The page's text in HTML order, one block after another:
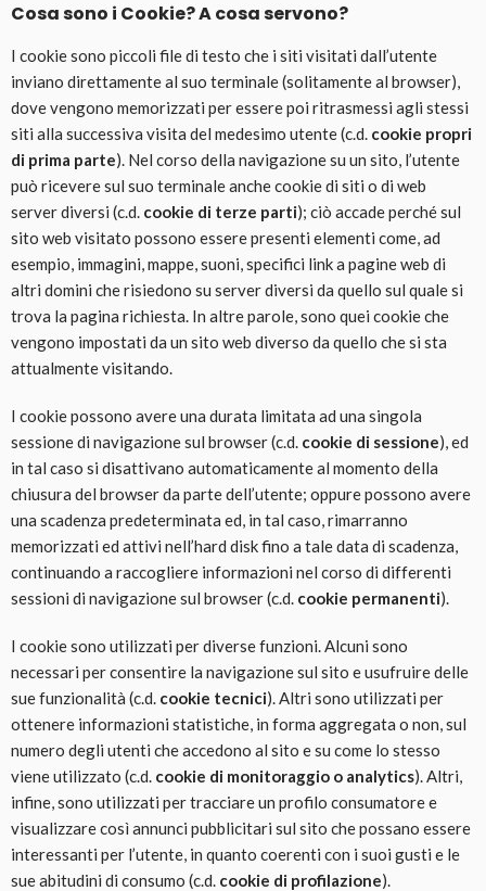
Cosa sono i Cookie? A cosa servono?
I cookie sono piccoli file di testo che i siti visitati dall’utente
inviano direttamente al suo terminale (solitamente al browser),
dove vengono memorizzati per essere poi ritrasmessi agli stessi
siti alla successiva visita del medesimo utente (c.d. cookie propri
di prima parte). Nel corso della navigazione su un sito, l’utente
può ricevere sul suo terminale anche cookie di siti o di web
server diversi (c.d. cookie di terze parti); ciò accade perché sul
sito web visitato possono essere presenti elementi come, ad
esempio, immagini, mappe, suoni, specifici link a pagine web di
altri domini che risiedono su server diversi da quello sul quale si
trova la pagina richiesta. In altre parole, sono quei cookie che
vengono impostati da un sito web diverso da quello che si sta
attualmente visitando.
I cookie possono avere una durata limitata ad una singola
sessione di navigazione sul browser (c.d. cookie di sessione), ed
in tal caso si disattivano automaticamente al momento della
chiusura del browser da parte dell’utente; oppure possono avere
una scadenza predeterminata ed, in tal caso, rimarranno
memorizzati ed attivi nell’hard disk fino a tale data di scadenza,
continuando a raccogliere informazioni nel corso di differenti
sessioni di navigazione sul browser (c.d. cookie permanenti).
I cookie sono utilizzati per diverse funzioni. Alcuni sono
necessari per consentire la navigazione sul sito e usufruire delle
sue funzionalità (c.d. cookie tecnici). Altri sono utilizzati per
ottenere informazioni statistiche, in forma aggregata o non, sul
numero degli utenti che accedono al sito e su come lo stesso
viene utilizzato (c.d. cookie di monitoraggio o analytics). Altri,
infine, sono utilizzati per tracciare un profilo consumatore e
visualizzare così annunci pubblicitari sul sito che possano essere
interessanti per l’utente, in quanto coerenti con i suoi gusti e le
sue abitudini di consumo (c.d. cookie di profilazione).